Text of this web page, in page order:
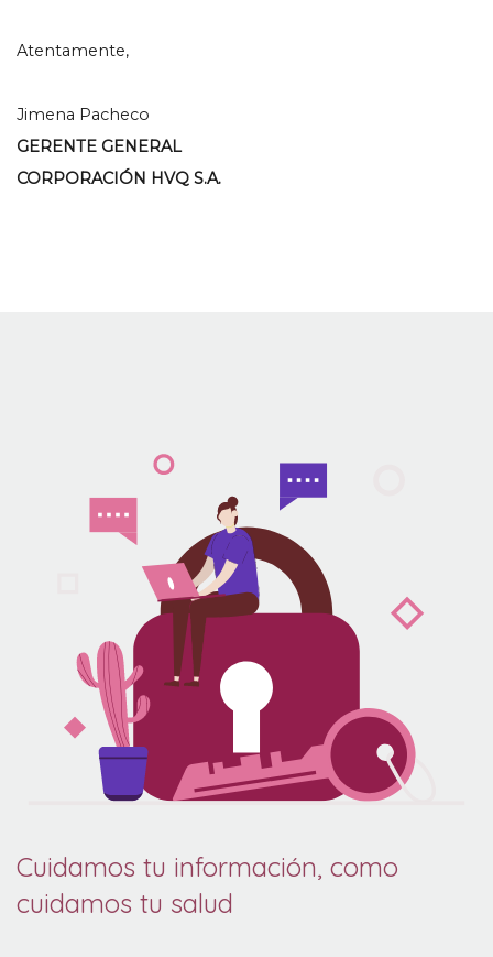
Atentamente,
Jimena Pacheco
GERENTE GENERAL
CORPORACIÓN HVQ S.A.
Cuidamos tu información, como
cuidamos tu salud